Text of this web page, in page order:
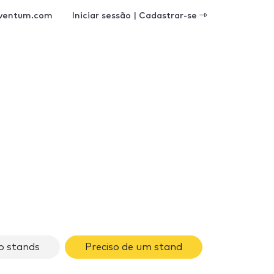
Iniciar sessão | Cadastrar-se
stands Preciso de um stand